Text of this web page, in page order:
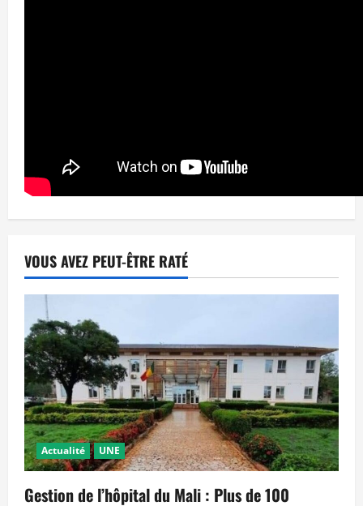
VOUS AVEZ PEUT-ÊTRE RATÉ
Actualité UNE
Gestion de l’hôpital du Mali : Plus de 100